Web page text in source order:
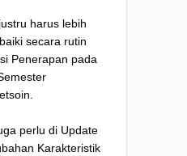
harus lebih
secara rutin
Penerapan pada
perlu di Update
Karakteristik